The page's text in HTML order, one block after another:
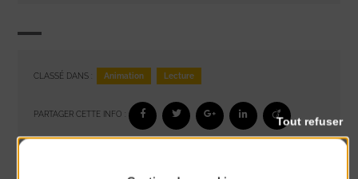
CLASSÉ DANS : Animation Lecture
PARTAGER CETTE INFO :
Tout refuser